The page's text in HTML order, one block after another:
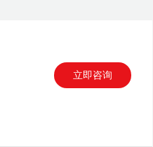
立即咨询